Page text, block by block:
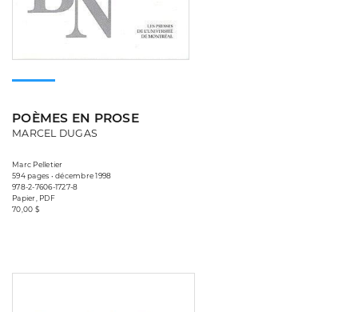
POÈMES EN PROSE
MARCEL DUGAS
Marc Pelletier
594 pages • décembre 1998
978-2-7606-1727-8
Papier, PDF
70,00 $